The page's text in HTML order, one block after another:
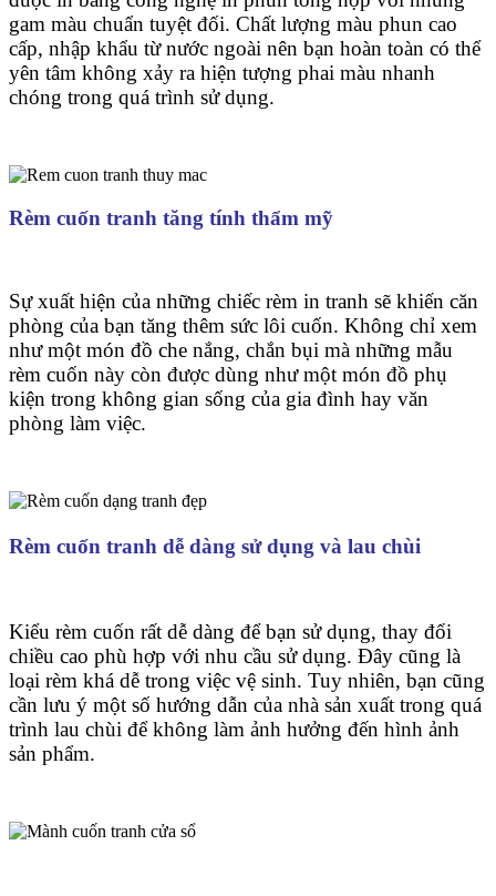
gam màu chuẩn tuyệt đối. Chất lượng màu phun cao
cấp, nhập khẩu từ nước ngoài nên bạn hoàn toàn có thể
yên tâm không xảy ra hiện tượng phai màu nhanh
chóng trong quá trình sử dụng.
Rèm cuốn tranh tăng tính thẩm mỹ
Sự xuất hiện của những chiếc rèm in tranh sẽ khiến căn
phòng của bạn tăng thêm sức lôi cuốn. Không chỉ xem
như một món đồ che nắng, chắn bụi mà những mẫu
rèm cuốn này còn được dùng như một món đồ phụ
kiện trong không gian sống của gia đình hay văn
phòng làm việc.
Rèm cuốn tranh dễ dàng sử dụng và lau chùi
Kiểu rèm cuốn rất dễ dàng để bạn sử dụng, thay đổi
chiều cao phù hợp với nhu cầu sử dụng. Đây cũng là
loại rèm khá dễ trong việc vệ sinh. Tuy nhiên, bạn cũng
cần lưu ý một số hướng dẫn của nhà sản xuất trong quá
trình lau chùi để không làm ảnh hưởng đến hình ảnh
sản phẩm.